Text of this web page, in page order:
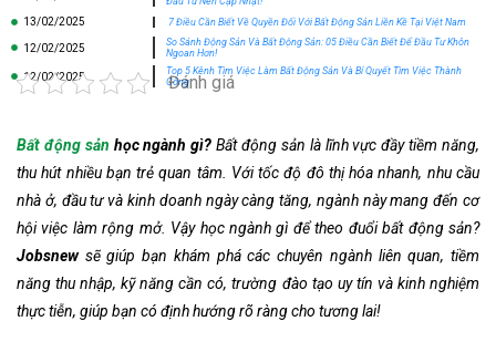
13/02/2025 7 Điều Cần Biết Về Quyền Đối Với Bất Động Sản Liền Kề Tại Việt Nam
12/02/2025
So Sánh Động Sản Và Bất Động Sản: 05 Điều Cần Biết Để Đầu Tư Khôn
Ngoan Hơn!
12/02/2025
Top 5 Kênh Tìm Việc Làm Bất Động Sản Và Bí Quyết Tìm Việc Thành
Công
Đánh giá
Bất động sản học ngành gì? Bất động sản là lĩnh vực đầy tiềm năng,
thu hút nhiều bạn trẻ quan tâm. Với tốc độ đô thị hóa nhanh, nhu cầu
nhà ở, đầu tư và kinh doanh ngày càng tăng, ngành này mang đến cơ
hội việc làm rộng mở. Vậy học ngành gì để theo đuổi bất động sản?
Jobsnewsẽ giúp bạn khám phá các chuyên ngành liên quan, tiềm
năng thu nhập, kỹ năng cần có, trường đào tạo uy tín và kinh nghiệm
thực tiễn, giúp bạn có định hướng rõ ràng cho tương lai!